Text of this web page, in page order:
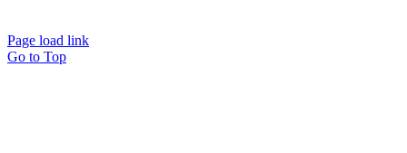
Page load link
Go to Top